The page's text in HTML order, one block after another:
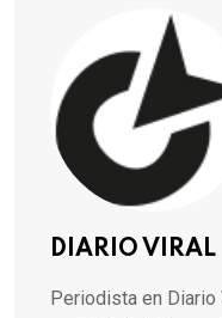
DIARIO VIRAL
Periodista en Diario